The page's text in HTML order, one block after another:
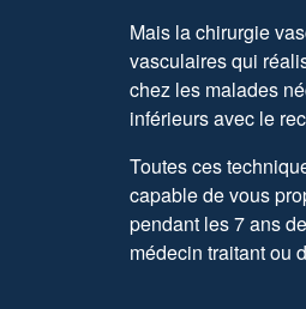
Mais la chirurgie
vasculaires qui
chez les malades
inférieurs avec le
Toutes ces
capable de vous
pendant les 7 ans
médecin traitant ou